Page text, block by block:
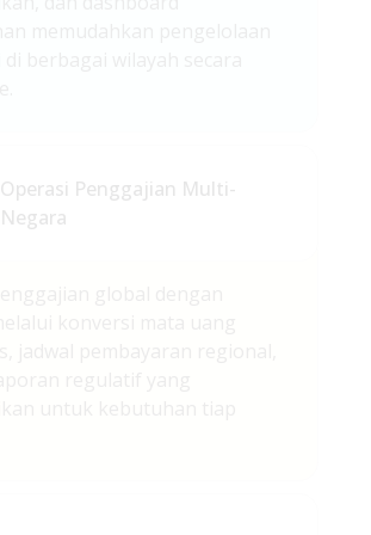
Operasi Penggajian Multi-
Negara